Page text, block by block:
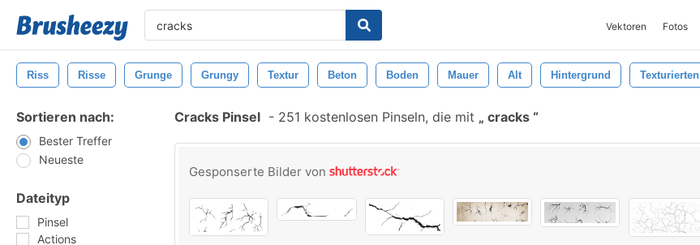
Vektoren Fotos
Riss Risse Grunge Grungy Textur Beton Boden Mauer Alt Hintergrund Texturierten
Sortieren nach:
Bester Treffer
Neueste
Dateityp
Pinsel
Actions
Cracks Pinsel - 251 kostenlosen Pinseln, die mit cracks
Gesponserte Bilder von